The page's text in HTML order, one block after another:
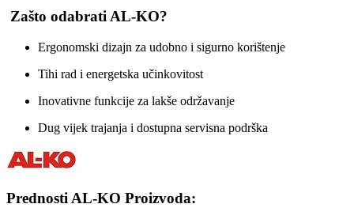
Zašto odabrati AL-KO?
Ergonomski dizajn za udobno i sigurno korištenje
Tihi rad i energetska učinkovitost
Inovativne funkcije za lakše održavanje
Dug vijek trajanja i dostupna servisna podrška
Prednosti AL-KO Proizvoda: